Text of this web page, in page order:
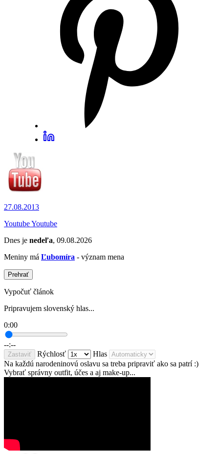
27.08.2013
Youtube Youtube
Dnes je nedeľa, 09.08.2026
Meniny má Ľubomíra - význam mena
Prehrať
Vypočuť článok
Pripravujem slovenský hlas...
0:00
--:--
Zastaviť Rýchlosť
Hlas
Na každú narodeninovú oslavu sa treba pripraviť ako sa patrí :)
Vybrať správny outfit, účes a aj make-up...